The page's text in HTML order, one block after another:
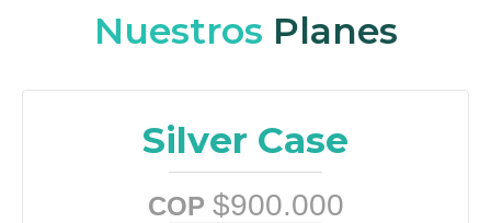
Nuestros Planes
Silver Case
COP $900.000